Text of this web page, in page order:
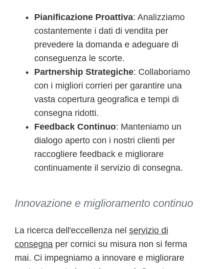
Pianificazione Proattiva: Analizziamo
costantemente i dati di vendita per
prevedere la domanda e adeguare di
conseguenza le scorte.
Partnership Strategiche: Collaboriamo
con i migliori corrieri per garantire una
vasta copertura geografica e tempi di
consegna ridotti.
Feedback Continuo: Manteniamo un
dialogo aperto con i nostri clienti per
raccogliere feedback e migliorare
continuamente il servizio di consegna.
Innovazione e miglioramento continuo
La ricerca dell'eccellenza nel servizio di
consegna per cornici su misura non si ferma
mai. Ci impegniamo a innovare e migliorare